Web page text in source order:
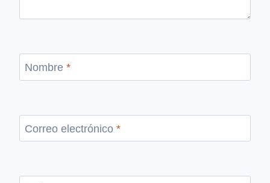
Nombre *
Correo electrónico *